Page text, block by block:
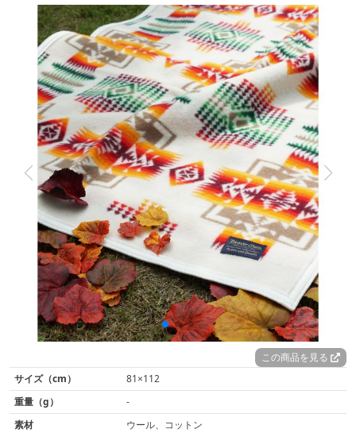
この商品を見る
サイズ（cm）
81×112
重量（g）
-
素材
ウール、コットン